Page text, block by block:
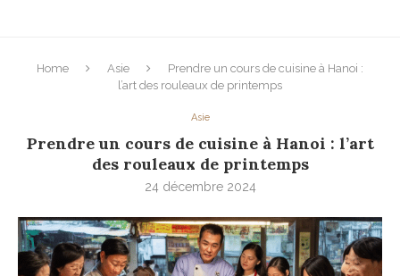
Home Asie
Prendre un cours de cuisine à Hanoi :
l’art des rouleaux de printemps
Asie
Prendre un cours de cuisine à Hanoi : l’art
des rouleaux de printemps
24 décembre 2024